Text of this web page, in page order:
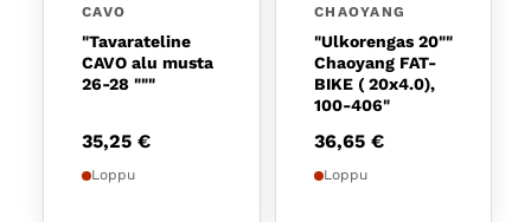
CAVO
"Tavarateline
CAVO alu musta
26-28 """
35,25 €
Loppu
CHAOYANG
"Ulkorengas 20""
Chaoyang FAT-
BIKE ( 20x4.0),
100-406"
36,65 €
Loppu